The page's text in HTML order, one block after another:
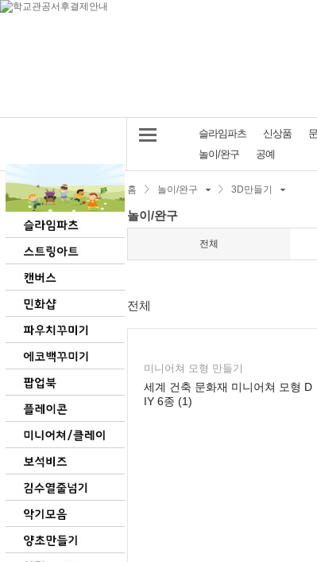
슬라임파츠 신상품
놀이/완구
공예
홈 놀이/완구 3D만들기
놀이/완구
전체
전체
미니어쳐 모형 만들기
세계 건축 문화재 미니어쳐 모형 D
IY 6종 (1)